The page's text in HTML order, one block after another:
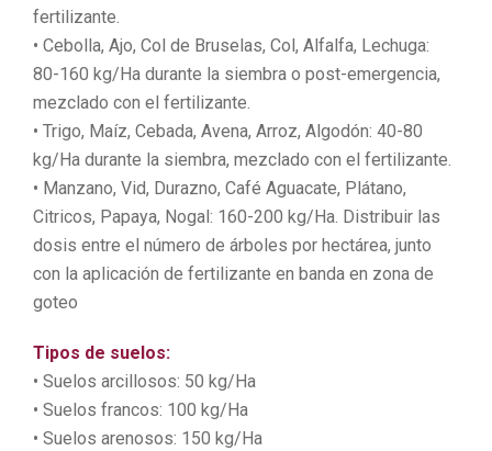
fertilizante.
• Cebolla, Ajo, Col de Bruselas, Col, Alfalfa, Lechuga:
80-160 kg/Ha durante la siembra o post-emergencia,
mezclado con el fertilizante.
• Trigo, Maíz, Cebada, Avena, Arroz, Algodón: 40-80
kg/Ha durante la siembra, mezclado con el fertilizante.
• Manzano, Vid, Durazno, Café Aguacate, Plátano,
Citricos, Papaya, Nogal: 160-200 kg/Ha. Distribuir las
dosis entre el número de árboles por hectárea, junto
con la aplicación de fertilizante en banda en zona de
goteo
Tipos de suelos:
• Suelos arcillosos: 50 kg/Ha
• Suelos francos: 100 kg/Ha
• Suelos arenosos: 150 kg/Ha